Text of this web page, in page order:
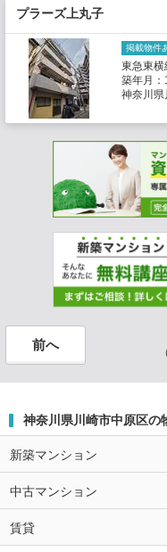
プラーズ上丸子
掲載物件
東急東横
築年月：
神奈川県
前へ
神奈川県川崎市中原区の
新築マンション
中古マンション
賃貸